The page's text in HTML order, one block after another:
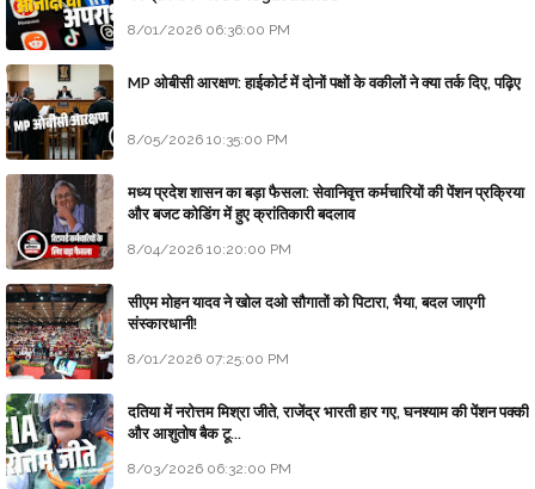
8/01/2026 06:36:00 PM
MP ओबीसी आरक्षण: हाईकोर्ट में दोनों पक्षों के वकीलों ने क्या तर्क दिए, पढ़िए
8/05/2026 10:35:00 PM
मध्य प्रदेश शासन का बड़ा फैसला: सेवानिवृत्त कर्मचारियों की पेंशन प्रक्रिया
और बजट कोडिंग में हुए क्रांतिकारी बदलाव
8/04/2026 10:20:00 PM
सीएम मोहन यादव ने खोल दओ सौगातों को पिटारा, भैया, बदल जाएगी
संस्कारधानी!
8/01/2026 07:25:00 PM
दतिया में नरोत्तम मिश्रा जीते, राजेंद्र भारती हार गए, घनश्याम की पेंशन पक्की
और आशुतोष बैक टू...
8/03/2026 06:32:00 PM